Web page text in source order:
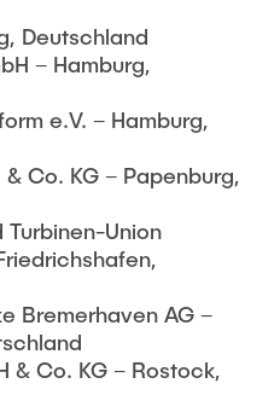
Deutschland
– Hamburg,
e.V. – Hamburg,
Co. KG – Papenburg,
Turbinen-Union
Bremerhaven AG –
& Co. KG – Rostock,